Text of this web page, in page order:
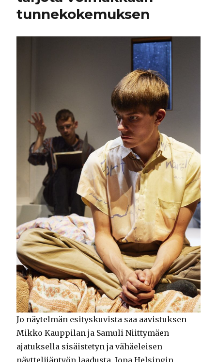
tunnekokemuksen
Jo näytelmän esityskuvista saa aavistuksen
Mikko Kauppilan ja Samuli Niittymäen
ajatuksella sisäistetyn ja vähäeleisen
näyttelijäntyön laadusta. Jopa Helsingin